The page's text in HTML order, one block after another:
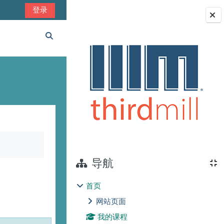
版块
导航
首页
网站页面
我的课程
登录
切换搜索输入